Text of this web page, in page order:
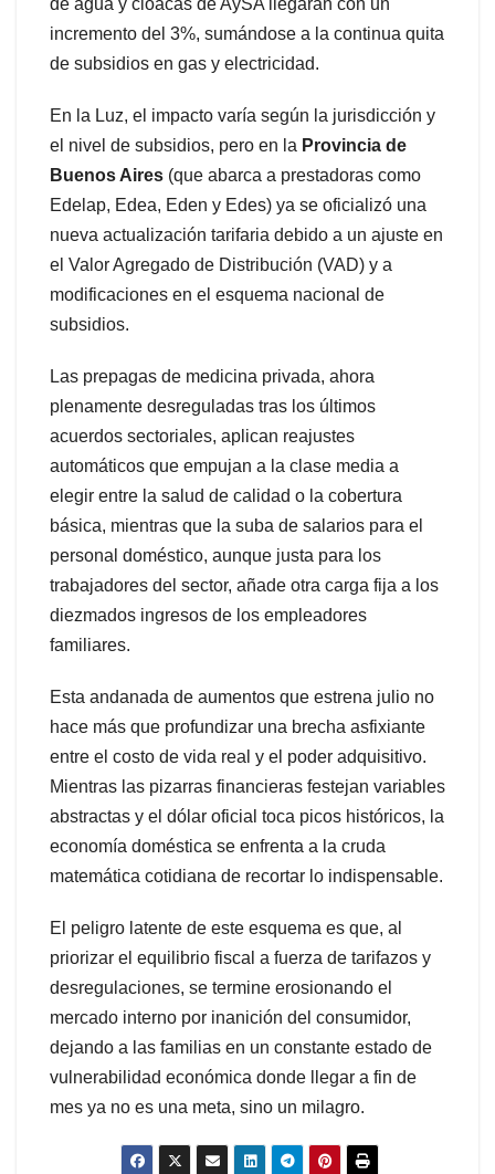
incremento del 3%, sumándose a la continua quita
de subsidios en gas y electricidad.
​En la Luz, el impacto varía según la jurisdicción y
el nivel de subsidios, pero en la Provincia de
Buenos Aires (que abarca a prestadoras como
Edelap, Edea, Eden y Edes) ya se oficializó una
nueva actualización tarifaria debido a un ajuste en
el Valor Agregado de Distribución (VAD) y a
modificaciones en el esquema nacional de
subsidios.
Las prepagas de medicina privada, ahora
plenamente desreguladas tras los últimos
acuerdos sectoriales, aplican reajustes
automáticos que empujan a la clase media a
elegir entre la salud de calidad o la cobertura
básica, mientras que la suba de salarios para el
personal doméstico, aunque justa para los
trabajadores del sector, añade otra carga fija a los
diezmados ingresos de los empleadores
familiares.
Esta andanada de aumentos que estrena julio no
hace más que profundizar una brecha asfixiante
entre el costo de vida real y el poder adquisitivo.
Mientras las pizarras financieras festejan variables
abstractas y el dólar oficial toca picos históricos, la
economía doméstica se enfrenta a la cruda
matemática cotidiana de recortar lo indispensable.
El peligro latente de este esquema es que, al
priorizar el equilibrio fiscal a fuerza de tarifazos y
desregulaciones, se termine erosionando el
mercado interno por inanición del consumidor,
dejando a las familias en un constante estado de
vulnerabilidad económica donde llegar a fin de
mes ya no es una meta, sino un milagro.